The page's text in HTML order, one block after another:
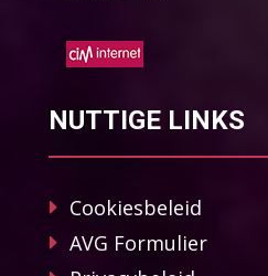
NUTTIGE LINKS
Cookiesbeleid
AVG Formulier